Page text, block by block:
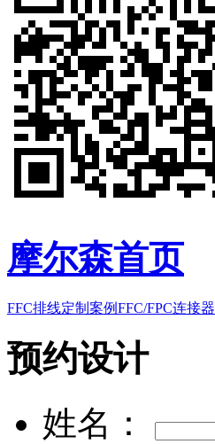
摩尔森首页
FFC排线定制案例FFC/FPC连接器
预约设计
姓名：